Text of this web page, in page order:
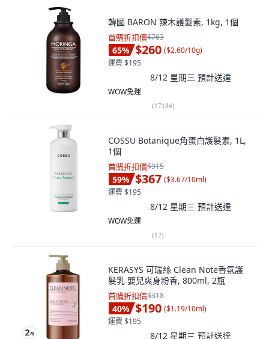
韓國 BARON 辣木護髮素, 1kg, 1個
首購折扣價$763
65% $260 ($2.60/10g)
運費 $195
8/12 星期三 預計送達
WOW免運
(17184)
COSSU Botanique角蛋白護髮素, 1L,
1個
首購折扣價$915
59% $367 ($3.67/10ml)
運費 $195
8/12 星期三 預計送達
WOW免運
(12)
KERASYS 可瑞絲 Clean Note香氛護
髮乳 嬰兒爽身粉香, 800ml, 2瓶
首購折扣價$318
40% $190 ($1.19/10ml)
運費 $195
8/12 星期三 預計送達